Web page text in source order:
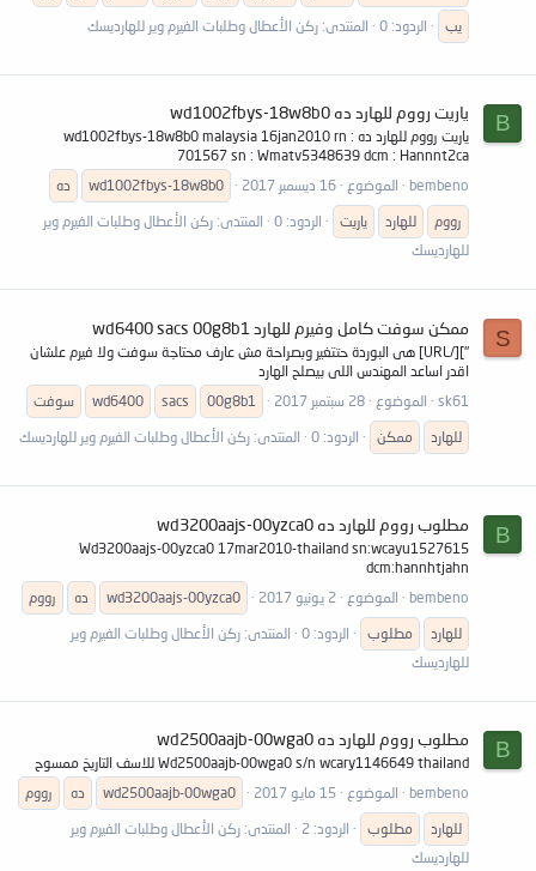
يب
الردود: 0 المنتدى: ركن الأعطال وطلبات الفيرم وير للهارديسك
B ياريت رووم للهارد ده wd1002fbys-18w8b0
ياريت رووم للهارد ده wd1002fbys-18w8b0 malaysia 16jan2010 rn :
701567 sn : Wmatv5348639 dcm : Hannnt2ca
bembeno
الموضوع 16 ديسمبر 2017 wd1002fbys-18w8b0
ده
رووم
للهارد ياريت الردود: 0 المنتدى: ركن الأعطال وطلبات الفيرم وير
للهارديسك
S ممكن سوفت كامل وفيرم للهارد wd6400 sacs 00g8b1
"][/URL] هى البوردة حتتغير وبصراحة مش عارف محتاجة سوفت ولا فيرم علشان
اقدر اساعد المهندس اللى بيصلح الهارد
sk61
الموضوع 28 سبتمبر 2017 00g8b1
sacs
wd6400
سوفت
للهارد
ممكن الردود: 0 المنتدى: ركن الأعطال وطلبات الفيرم وير للهارديسك
B مطلوب رووم للهارد ده wd3200aajs-00yzca0
Wd3200aajs-00yzca0 17mar2010-thailand sn:wcayu1527615
dcm:hannhtjahn
bembeno
الموضوع 2 يونيو 2017 wd3200aajs-00yzca0 ده
رووم
للهارد
مطلوب الردود: 0 المنتدى: ركن الأعطال وطلبات الفيرم وير
للهارديسك
B مطلوب رووم للهارد ده wd2500aajb-00wga0
Wd2500aajb-00wga0 s/n wcary1146649 thailand للاسف التاريخ ممسوح
bembeno
الموضوع 15 مايو 2017 wd2500aajb-00wga0 ده
رووم
للهارد
مطلوب الردود: 2 المنتدى: ركن الأعطال وطلبات الفيرم وير
للهارديسك